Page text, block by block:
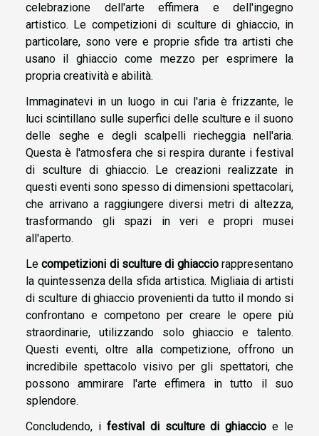
celebrazione dell'arte effimera e dell'ingegno
artistico. Le competizioni di sculture di ghiaccio, in
particolare, sono vere e proprie sfide tra artisti che
usano il ghiaccio come mezzo per esprimere la
propria creatività e abilità.
Immaginatevi in un luogo in cui l'aria è frizzante, le
luci scintillano sulle superfici delle sculture e il suono
delle seghe e degli scalpelli riecheggia nell'aria.
Questa è l'atmosfera che si respira durante i festival
di sculture di ghiaccio. Le creazioni realizzate in
questi eventi sono spesso di dimensioni spettacolari,
che arrivano a raggiungere diversi metri di altezza,
trasformando gli spazi in veri e propri musei
all'aperto.
Lecompetizioni di sculture di ghiacciorappresentano
la quintessenza della sfida artistica. Migliaia di artisti
di sculture di ghiaccio provenienti da tutto il mondo si
confrontano e competono per creare le opere più
straordinarie, utilizzando solo ghiaccio e talento.
Questi eventi, oltre alla competizione, offrono un
incredibile spettacolo visivo per gli spettatori, che
possono ammirare l'arte effimera in tutto il suo
splendore.
Concludendo, i festival di sculture di ghiaccio e le